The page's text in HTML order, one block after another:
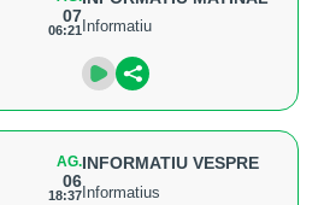
07
06:21 Informatiu
AG.
06
18:37
INFORMATIU VESPRE
Informatius